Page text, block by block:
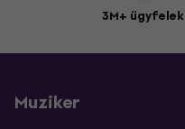
3M+ ügyfelek
Muziker